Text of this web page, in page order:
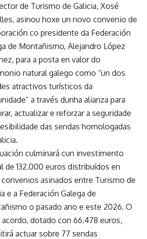
de Turismo de Galicia, Xosé
asinou hoxe un novo convenio de
co presidente da Federación
de Montañismo, Alejandro López
para a posta en valor do
natural galego como “un dos
atractivos turísticos da
a través dunha alianza para
actualizar e reforzar a seguridade
das sendas homologadas
culminará cun investimento
de 132.000 euros distribuídos en
asinados entre Turismo de
e a Federación Galega de
o pasado ano e este 2026. O
dotado con 66.478 euros,
actuar sobre 77 sendas